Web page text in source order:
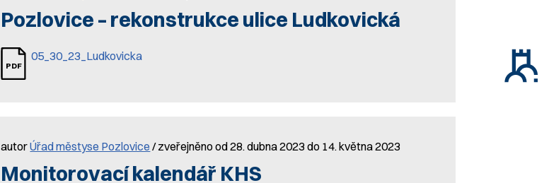
Pozlovice – rekonstrukce ulice Ludkovická
05_30_23_Ludkovicka
autorÚřad městyse Pozlovice / zveřejněno od 28. dubna 2023 do 14. května 2023
Monitorovací kalendář KHS